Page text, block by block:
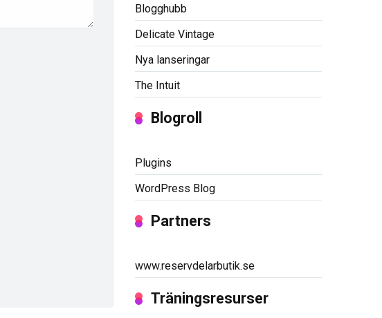
Blogghubb
Delicate Vintage
Nya lanseringar
The Intuit
Blogroll
Plugins
WordPress Blog
Partners
www.reservdelarbutik.se
Träningsresurser